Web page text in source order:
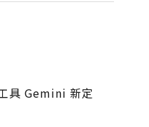
具 Gemini 新定